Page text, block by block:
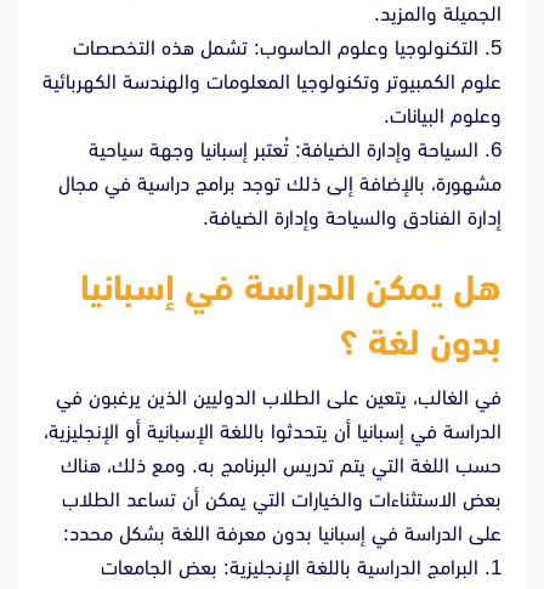
الجميلة والمزيد.
5. التكنولوجيا وعلوم الحاسوب: تشمل هذه التخصصات
علوم الكمبيوتر وتكنولوجيا المعلومات والهندسة الكهربائية
وعلوم البيانات.
6. السياحة وإدارة الضيافة: تُعتبر إسبانيا وجهة سياحية
مشهورة، بالإضافة إلى ذلك توجد برامج دراسية في مجال
إدارة الفنادق والسياحة وإدارة الضيافة.
هل يمكن الدراسة في إسبانيا
بدون لغة ؟
في الغالب، يتعين على الطلاب الدوليين الذين يرغبون في
الدراسة في إسبانيا أن يتحدثوا باللغة الإسبانية أو الإنجليزية،
حسب اللغة التي يتم تدريس البرنامج به. ومع ذلك، هناك
بعض الاستثناءات والخيارات التي يمكن أن تساعد الطلاب
على الدراسة في إسبانيا بدون معرفة اللغة بشكل محدد:
1. البرامج الدراسية باللغة الإنجليزية: بعض الجامعات